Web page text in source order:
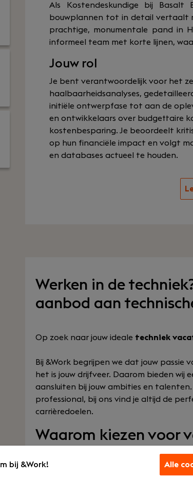
Als Kostendeskundige bij Basalt
bouwplannen tot in detail vertaalt
prachtige, monumentale pand in
informeel team met korte lijnen,
Jouw rol
Je bent verantwoordelijk voor het
haalbaarheidsanalyses,
initiële ontwerpfase tot aan de
en ontwikkelaars over budgettaire
kostenbesparing. Je beoordeelt
op hun financiële impact en volgt
en databases actueel te houden.
Werken in de
aanbod aan
Op zoek naar jouw ideale techniek
Bij &Work begrijpen we dat jouw
het is jouw drijfveer. Daarom bieden wij
aansluiten bij jouw ambities en
professional, bij ons vind je altijd de
carrièredoelen.
Waarom kiezen voor
De wereld van techniek is continu in
bij &Work! Alle